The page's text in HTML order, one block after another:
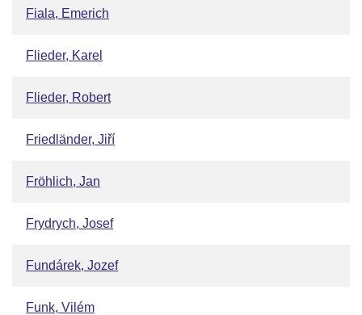
Fiala, Emerich
Flieder, Karel
Flieder, Robert
Friedländer, Jiří
Fröhlich, Jan
Frydrych, Josef
Fundárek, Jozef
Funk, Vilém